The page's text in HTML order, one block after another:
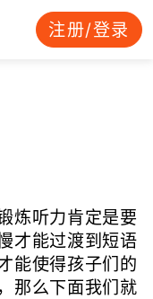
注册/登录
炼听力肯定是要
才能过渡到短语
能使得孩子们的
那么下面我们就